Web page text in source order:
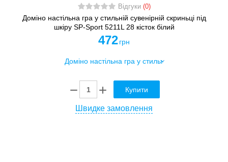
Відгуки (0)
Доміно настільна гра у стильній сувенірній скриньці під
шкіру SP-Sport 5211L 28 кісток білий
472 грн
Купити
Швидке замовлення